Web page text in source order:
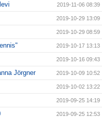
2019-11-06 08:39
2019-10-29 13:09
2019-10-29 08:59
2019-10-17 13:13
2019-10-16 09:43
Jörgner 2019-10-09 10:52
2019-10-02 13:22
2019-09-25 14:19
2019-09-25 12:53